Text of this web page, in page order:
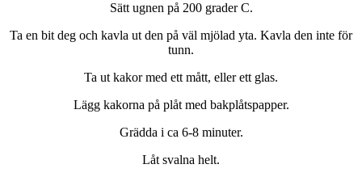
Sätt ugnen på 200 grader C.
Ta en bit deg och kavla ut den på väl mjölad yta. Kavla den inte för
tunn.
Ta ut kakor med ett mått, eller ett glas.
Lägg kakorna på plåt med bakplåtspapper.
Grädda i ca 6-8 minuter.
Låt svalna helt.